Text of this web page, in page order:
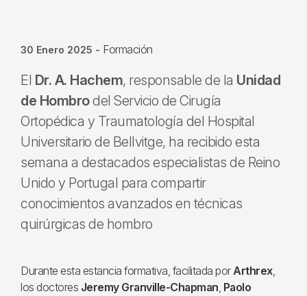
30 Enero 2025 - Formación
El Dr. A. Hachem, responsable de la Unidad
de Hombrodel Servicio de Cirugía
Ortopédica y Traumatología del Hospital
Universitario de Bellvitge, ha recibido esta
semana a destacados especialistas de Reino
Unido y Portugal para compartir
conocimientos avanzados en técnicas
quirúrgicas de hombro
Durante esta estancia formativa, facilitada porArthrex,
los doctores Jeremy Granville-Chapman, Paolo